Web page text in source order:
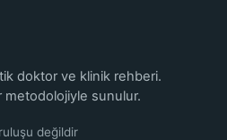
doktor ve klinik rehberi.
metodolojiyle sunulur.
değildir